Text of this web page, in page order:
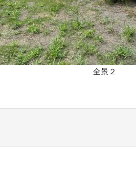
全景２